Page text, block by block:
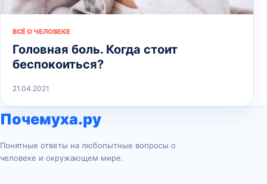
ВСЁ О ЧЕЛОВЕКЕ
Головная боль. Когда стоит
беспокоиться?
21.04.2021
Почемуха.ру
Понятные ответы на любопытные вопросы о
человеке и окружающем мире.